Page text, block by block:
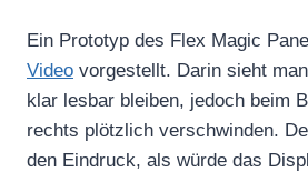
Ein Prototyp des Flex Magic
Video vorgestellt. Darin sieht
klar lesbar bleiben, jedoch beim
rechts plötzlich verschwinden.
den Eindruck, als würde das